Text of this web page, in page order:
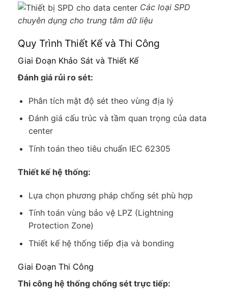
Các loại SPD
chuyên dụng cho trung tâm dữ liệu
Quy Trình Thiết Kế và Thi Công
Giai Đoạn Khảo Sát và Thiết Kế
Đánh giá rủi ro sét:
Phân tích mật độ sét theo vùng địa lý
Đánh giá cấu trúc và tầm quan trọng của data
center
Tính toán theo tiêu chuẩn IEC 62305
Thiết kế hệ thống:
Lựa chọn phương pháp chống sét phù hợp
Tính toán vùng bảo vệ LPZ (Lightning
Protection Zone)
Thiết kế hệ thống tiếp địa và bonding
Giai Đoạn Thi Công
Thi công hệ thống chống sét trực tiếp: